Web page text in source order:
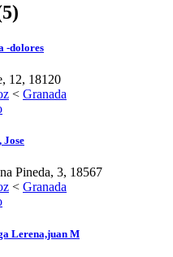
-dolores
12, 18120
< Granada
Jose
Pineda, 3, 18567
< Granada
Lerena,juan M